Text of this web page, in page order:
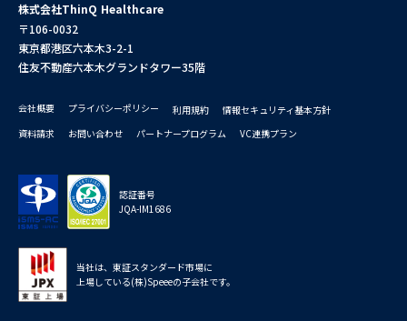
株式会社ThinQ Healthcare
〒106-0032
東京都港区六本木3-2-1
住友不動産六本木グランドタワー35階
会社概要 プライバシーポリシー 利用規約
情報セキュリティ基本方針
資料請求
お問い合わせ パートナープログラム VC連携プラン
認証番号
JQA-IM1686
当社は、東証スタンダード市場に
上場している(株)Speeeの子会社です。